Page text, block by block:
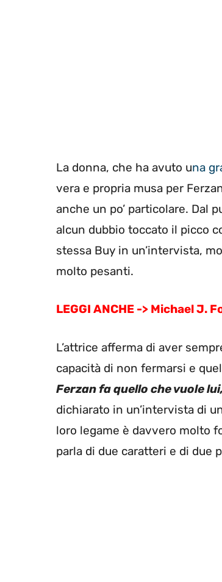
La donna, che ha avuto una
vera e propria musa per
anche un po’ particolare. Dal
alcun dubbio toccato il picco
stessa Buy in un’intervista,
molto pesanti.
LEGGI ANCHE -> Michael J.
L’attrice afferma di aver
capacità di non fermarsi e
Ferzan fa quello che vuole
dichiarato in un’intervista di
loro legame è davvero molto
parla di due caratteri e di due